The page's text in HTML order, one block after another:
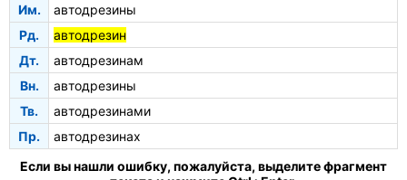
Им.
автодрезины
Рд.
автодрезин
Дт.
автодрезинам
Вн.
автодрезины
Тв.
автодрезинами
Пр.
автодрезинах
Если вы нашли ошибку, пожалуйста, выделите фрагмент